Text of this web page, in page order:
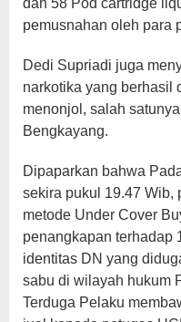
dan 58 Pod cartridge
pemusnahan oleh para
Dedi Supriadi juga
narkotika yang berhasil
menonjol, salah
Bengkayang.
Dipaparkan bahwa
sekira pukul 19.47 Wib,
metode Under Cover
penangkapan terhadap
identitas DN yang
sabu di wilayah hukum
Terduga Pelaku